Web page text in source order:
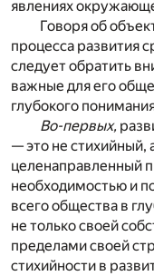
явлениях
Говоря об
процесса развития
следует обратить
важные для его
глубокого
Во-первых,
— это не стихийный,
целенаправленный
необходимостью и
всего общества в
не только своей
пределами своей
стихийности в